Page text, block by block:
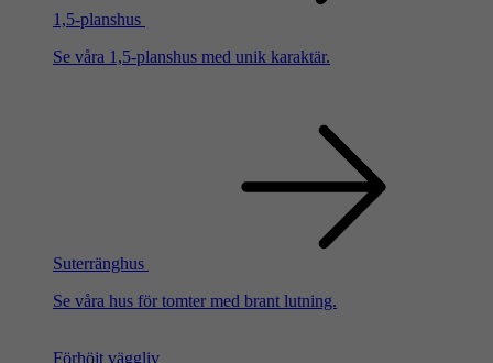
1,5-planshus
Se våra 1,5-planshus med unik karaktär.
Suterränghus
Se våra hus för tomter med brant lutning.
Förhöjt väggliv